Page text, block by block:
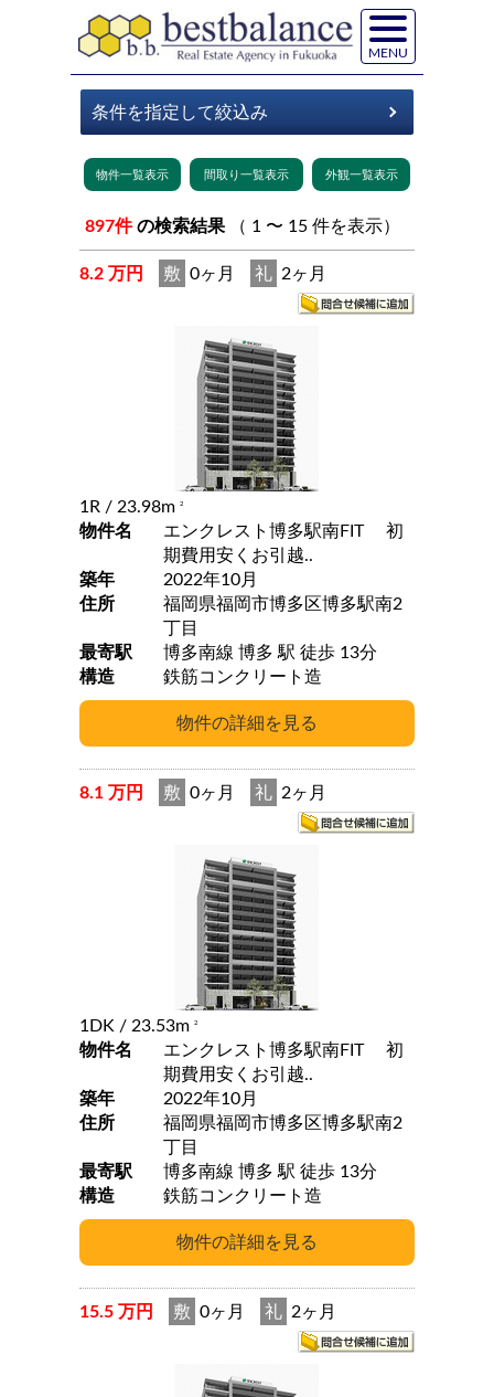
MENU
897件 の検索結果 （ 1 〜 15 件を表示）
8.2 万円 敷 0ヶ月 礼 2ヶ月
1R / 23.98m 2
物件名
エンクレスト博多駅南FIT 初
期費用安くお引越..
築年
2022年10月
住所
福岡県福岡市博多区博多駅南2
丁目
最寄駅
博多南線 博多 駅 徒歩 13分
構造
鉄筋コンクリート造
8.1 万円 敷 0ヶ月 礼 2ヶ月
1DK / 23.53m 2
物件名
エンクレスト博多駅南FIT 初
期費用安くお引越..
築年
2022年10月
住所
福岡県福岡市博多区博多駅南2
丁目
最寄駅
博多南線 博多 駅 徒歩 13分
構造
鉄筋コンクリート造
15.5 万円 敷 0ヶ月 礼 2ヶ月